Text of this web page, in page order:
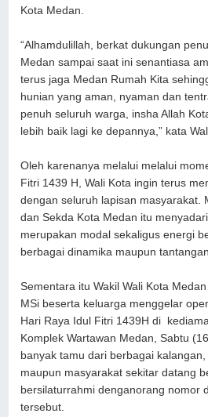
Kota Medan.
“Alhamdulillah, berkat dukungan
Medan sampai saat ini senantiasa
terus jaga Medan Rumah Kita
hunian yang aman, nyaman dan
penuh seluruh warga, insha Allah
lebih baik lagi ke depannya,” kata
Oleh karenanya melalui melalui
Fitri 1439 H, Wali Kota ingin terus
dengan seluruh lapisan masyarakat.
dan Sekda Kota Medan itu
merupakan modal sekaligus energi
berbagai dinamika maupun
Sementara itu Wakil Wali Kota
MSi beserta keluarga menggelar
Hari Raya Idul Fitri 1439H di
Komplek Wartawan Medan, Sabtu
banyak tamu dari berbagai
maupun masyarakat sekitar datang
bersilaturrahmi denganorang nomor
tersebut.